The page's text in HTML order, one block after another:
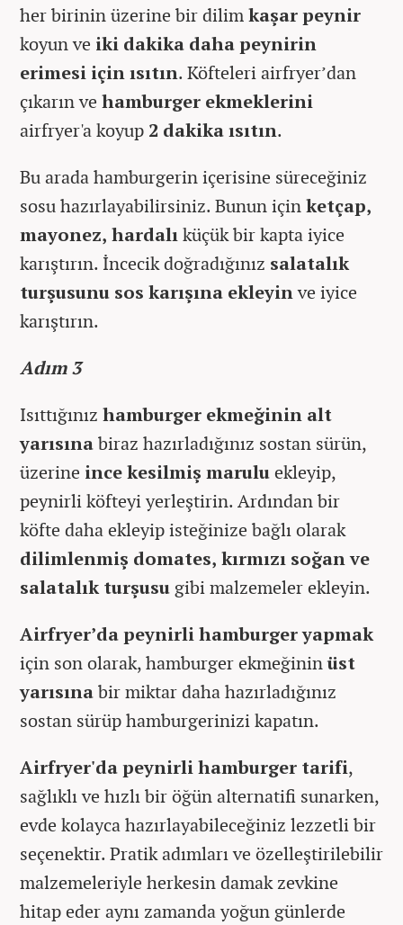
her birinin üzerine bir dilimkaşar peynir
koyun ve iki dakika daha peynirin
erimesi için ısıtın. Köfteleri airfryer’dan
çıkarın ve hamburger ekmeklerini
airfryer'a koyup 2 dakika ısıtın.
Bu arada hamburgerin içerisine süreceğiniz
sosu hazırlayabilirsiniz. Bunun içinketçap,
mayonez, hardalıküçük bir kapta iyice
karıştırın. İncecik doğradığınız salatalık
turşusunu sos karışına ekleyinve iyice
karıştırın.
Adım 3
Isıttığınız hamburger ekmeğinin alt
yarısınabiraz hazırladığınız sostan sürün,
üzerine ince kesilmiş maruluekleyip,
peynirli köfteyi yerleştirin. Ardından bir
köfte daha ekleyip isteğinize bağlı olarak
dilimlenmiş domates, kırmızı soğan ve
salatalık turşusu gibi malzemeler ekleyin.
Airfryer’da peynirli hamburger yapmak
için son olarak, hamburger ekmeğininüst
yarısınabir miktar daha hazırladığınız
sostan sürüp hamburgerinizi kapatın.
Airfryer'da peynirli hamburger tarifi,
sağlıklı ve hızlı bir öğün alternatifi sunarken,
evde kolayca hazırlayabileceğiniz lezzetli bir
seçenektir. Pratik adımları ve özelleştirilebilir
malzemeleriyle herkesin damak zevkine
hitap eder aynı zamanda yoğun günlerde